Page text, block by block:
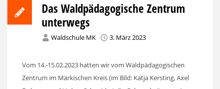
Das Waldpädagogische Zentrum
unterwegs
Waldschule MK 3. März 2023
Vom 14.-15.02.2023 hatten wir vom Waldpädagogischen
Zentrum im Märkischen Kreis (im Bild: Katja Kersting, Axel